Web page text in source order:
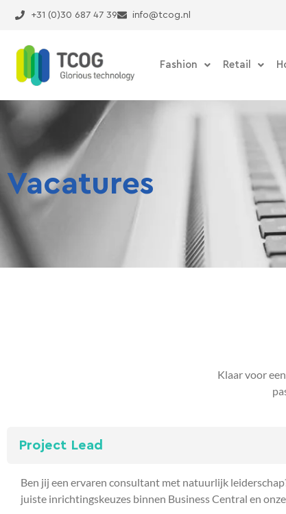
naar
inhoud
+31 (0)30 687 47 39 info@tcog.nl
Fashion Retail
Vacatures
Klaar voor
Project Lead
Ben jij een ervaren consultant met natuurlijk
juiste inrichtingskeuzes binnen Business Central en